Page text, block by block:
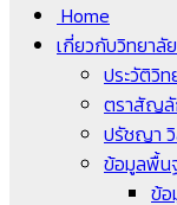
Home
เกี่ยวกับวิทยาลั
ประวัติวิท
ตราสัญลั
ปรัชญา
ข้อมูลพื้น
ข้